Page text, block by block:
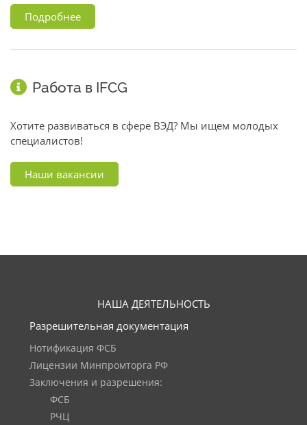
Подробнее
Работа в IFCG
Хотите развиваться в сфере ВЭД? Мы ищем молодых
специалистов!
Наши вакансии
НАША ДЕЯТЕЛЬНОСТЬ
Разрешительная документация
Нотификация ФСБ
Лицензии Минпромторга РФ
Заключения и разрешения:
ФСБ
РЧЦ